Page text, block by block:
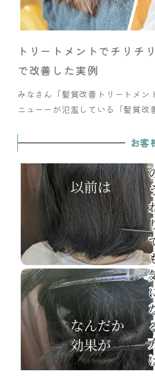
トリートメントでチリチ
で改善した実例
みなさん「髪質改善トリートメン
ニューーが氾濫している「髪質
お客